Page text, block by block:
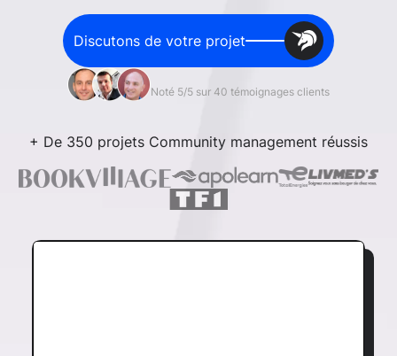
Discutons de votre projet
Noté 5/5 sur 40 témoignages clients
+ De 350 projets Community management réussis